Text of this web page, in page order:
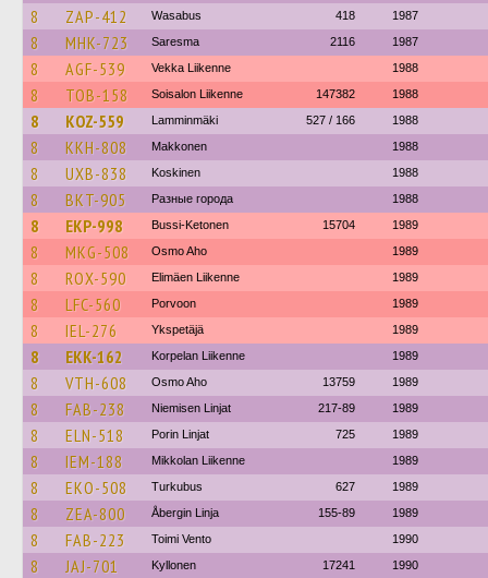
8 ZAP-412 Wasabus 418 1987
8 MHK-723 Saresma 2116 1987
8 AGF-539 Vekka Liikenne 1988
8 TOB-158 Soisalon Liikenne 147382 1988
8 KOZ-559 Lamminmäki 527 / 166 1988
8 KKH-808 Makkonen 1988
8 UXB-838 Koskinen 1988
8 BKT-905 Разные города 1988
8 EKP-998 Bussi-Ketonen 15704 1989
8 MKG-508 Osmo Aho 1989
8 ROX-590 Elimäen Liikenne 1989
8 LFC-560 Porvoon 1989
8 IEL-276 Ykspetäjä 1989
8 EKK-162 Korpelan Liikenne 1989
8 VTH-608 Osmo Aho 13759 1989
8 FAB-238 Niemisen Linjat 217-89 1989
8 ELN-518 Porin Linjat 725 1989
8 IEM-188 Mikkolan Liikenne 1989
8 EKO-508 Turkubus 627 1989
8 ZEA-800 Åbergin Linja 155-89 1989
8 FAB-223 Toimi Vento 1990
8 JAJ-701 Kyllonen 17241 1990